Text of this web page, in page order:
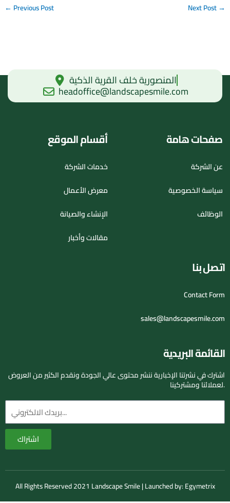
← Previous Post Next Post→
المنصورية خلف القرية الذكية
headoffice@landscapesmile.com
أقسام الموقع
خدمات الشركة
معرض الأعمال
الإنشاء والصيانة
مقالات وأخبار
صفحات هامة
عن الشركة
سياسة الخصوصية
الوظائف
اتصل بنا
Contact Form
sales@landscapesmile.com
القائمة البريدية
اشترك في نشرتنا الإخبارية ننشر محتوى عالي الجودة ونقدم الكثير من العروض
لعملائنا ومشتركينا.
البريد
الإلكتروني
اشتراك
All Rights Reserved 2021 Landscape Smile | Launched by:Egymetrix